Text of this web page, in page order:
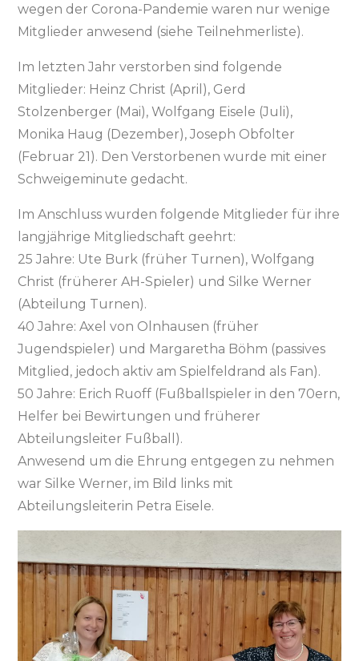
wegen der Corona-Pandemie waren nur wenige
Mitglieder anwesend (siehe Teilnehmerliste).
Im letzten Jahr verstorben sind folgende
Mitglieder: Heinz Christ (April), Gerd
Stolzenberger (Mai), Wolfgang Eisele (Juli),
Monika Haug (Dezember), Joseph Obfolter
(Februar 21). Den Verstorbenen wurde mit einer
Schweigeminute gedacht.
Im Anschluss wurden folgende Mitglieder für ihre
langjährige Mitgliedschaft geehrt:
25 Jahre: Ute Burk (früher Turnen), Wolfgang
Christ (früherer AH-Spieler) und Silke Werner
(Abteilung Turnen).
40 Jahre: Axel von Olnhausen (früher
Jugendspieler) und Margaretha Böhm (passives
Mitglied, jedoch aktiv am Spielfeldrand als Fan).
50 Jahre: Erich Ruoff (Fußballspieler in den 70ern,
Helfer bei Bewirtungen und früherer
Abteilungsleiter Fußball).
Anwesend um die Ehrung entgegen zu nehmen
war Silke Werner, im Bild links mit
Abteilungsleiterin Petra Eisele.